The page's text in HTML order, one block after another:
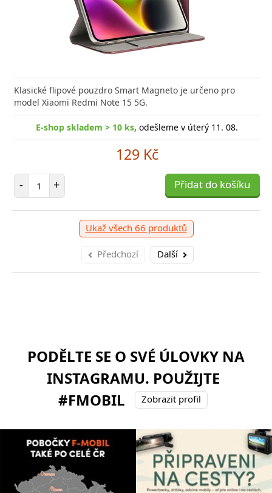
Klasické flipové pouzdro Smart Magneto je určeno pro
model Xiaomi Redmi Note 15 5G.
E-shop skladem > 10 ks, odešleme v úterý 11. 08.
129 Kč
- Počet položek
+ Přidat do košíku
Ukaž všech 66 produktů
Předchozí Další
PODĚLTE SE O SVÉ ÚLOVKY NA
INSTAGRAMU. POUŽIJTE
#FMOBIL
Zobrazit profil